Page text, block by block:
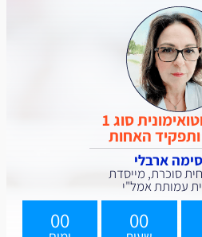
סוג 1
האחות
ארבלי
סוכרת, מייסדת
עמותת אמל"י
00 00